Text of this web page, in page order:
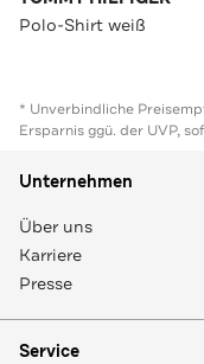
Polo-Shirt weiß
* Unverbindliche
Ersparnis ggü. der UVP,
Unternehmen
Über uns
Karriere
Presse
Service